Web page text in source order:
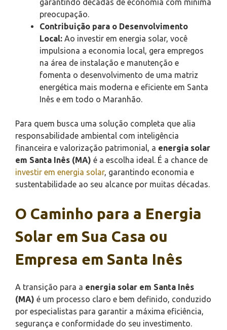
preocupação.
Contribuição para o Desenvolvimento
Local: Ao investir em energia solar, você
impulsiona a economia local, gera empregos
na área de instalação e manutenção e
fomenta o desenvolvimento de uma matriz
energética mais moderna e eficiente em Santa
Inês e em todo o Maranhão.
Para quem busca uma solução completa que alia
responsabilidade ambiental com inteligência
financeira e valorização patrimonial, a energia solar
em Santa Inês (MA) é a escolha ideal. É a chance de
investir em energia solar, garantindo economia e
sustentabilidade ao seu alcance por muitas décadas.
O Caminho para a Energia
Solar em Sua Casa ou
Empresa em Santa Inês
A transição para a energia solar em Santa Inês
(MA) é um processo claro e bem definido, conduzido
por especialistas para garantir a máxima eficiência,
segurança e conformidade do seu investimento.